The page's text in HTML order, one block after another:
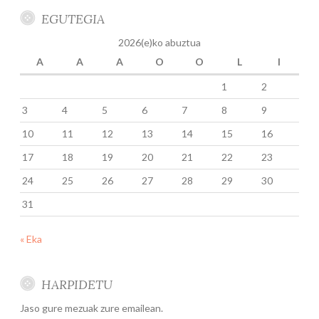
EGUTEGIA
2026(e)ko abuztua
A
A A O O L I
1
2
3
4 5 6 7 8
9
10
11 12 13 14 15
16
17
18 19 20 21 22
23
24
25 26 27 28 29
30
31
« Eka
HARPIDETU
Jaso gure mezuak zure emailean.